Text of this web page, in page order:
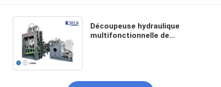
Découpeuse hydraulique
multifonctionnelle de